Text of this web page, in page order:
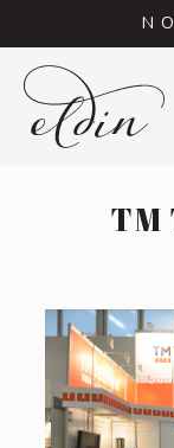
TM
mail
Heslo
DO OBCHODU